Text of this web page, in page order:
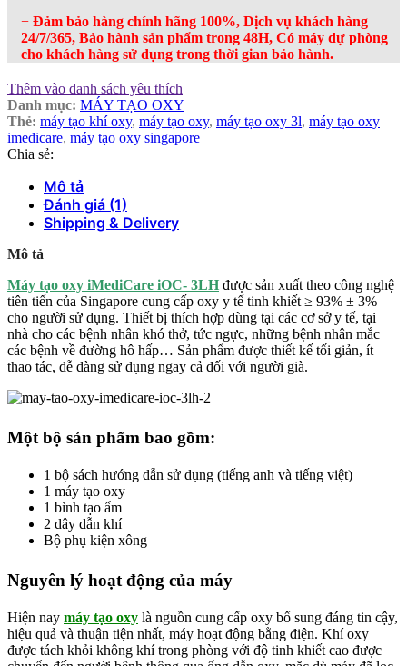
+ Đảm bảo hàng chính hãng 100%, Dịch vụ khách hàng
24/7/365, Bảo hành sản phẩm trong 48H, Có máy dự phòng
cho khách hàng sử dụng trong thời gian bảo hành.
Thêm vào danh sách yêu thích
Danh mục: MÁY TẠO OXY
Thẻ: máy tạo khí oxy, máy tạo oxy, máy tạo oxy 3l, máy tạo oxy
imedicare, máy tạo oxy singapore
Chia sẻ:
Mô tả
Đánh giá (1)
Shipping & Delivery
Mô tả
Máy tạo oxy iMediCare iOC- 3LH được sản xuất theo công nghệ
tiên tiến của Singapore cung cấp oxy y tế tinh khiết ≥ 93% ± 3%
cho người sử dụng. Thiết bị thích hợp dùng tại các cơ sở y tế, tại
nhà cho các bệnh nhân khó thở, tức ngực, những bệnh nhân mắc
các bệnh về đường hô hấp… Sản phẩm được thiết kế tối giản, ít
thao tác, dễ dàng sử dụng ngay cả đối với người già.
Một bộ sản phẩm bao gồm:
1 bộ sách hướng dẫn sử dụng (tiếng anh và tiếng việt)
1 máy tạo oxy
1 bình tạo ẩm
2 dây dẫn khí
Bộ phụ kiện xông
Nguyên lý hoạt động của máy
Hiện nay máy tạo oxy là nguồn cung cấp oxy bổ sung đáng tin cậy,
hiệu quả và thuận tiện nhất, máy hoạt động bằng điện. Khí oxy
được tách khỏi không khí trong phòng với độ tinh khiết cao được